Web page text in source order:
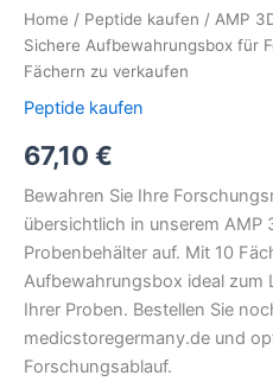
Home / Peptide kaufen / AMP
Sichere Aufbewahrungsbox für
Fächern zu verkaufen
Peptide kaufen
67,10 €
Bewahren Sie Ihre
übersichtlich in unserem AMP
Probenbehälter auf. Mit 10
Aufbewahrungsbox ideal zum
Ihrer Proben. Bestellen Sie
medicstoregermany.de und
Forschungsablauf.
quantity